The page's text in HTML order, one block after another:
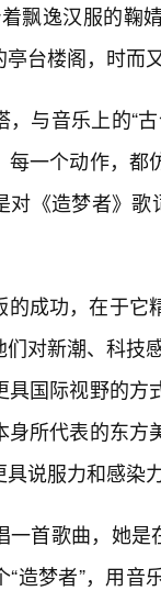
飘逸汉服的鞠
台楼阁，时而
，与音乐上的“
每一个动作，
《造梦者》
的成功，在于
对新潮、科技
具国际视野的
身所代表的东
说服力和感染
一首歌曲，她是
“造梦者”，用